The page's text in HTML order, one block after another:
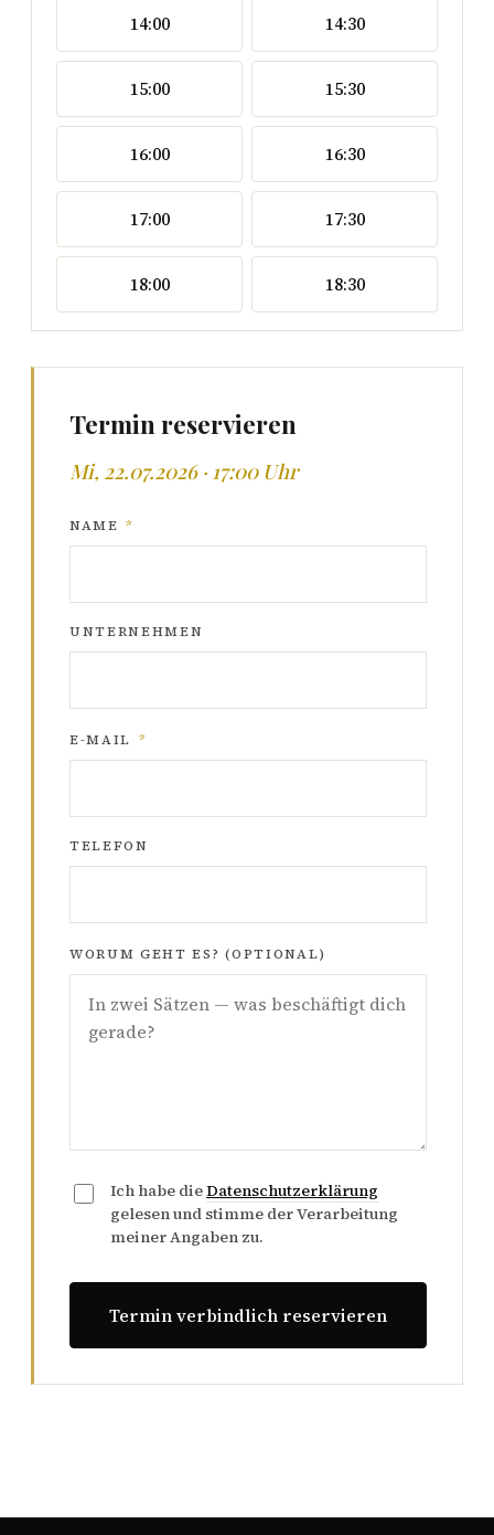
14:00 14:30
15:00 15:30
16:00 16:30
17:00 17:30
18:00 18:30
Termin reservieren
Mi, 22.07.2026 · 17:00 Uhr
NAME *
UNTERNEHMEN
E-MAIL *
TELEFON
WORUM GEHT ES? (OPTIONAL)
Ich habe dieDatenschutzerklärung
gelesen und stimme der Verarbeitung
meiner Angaben zu.
Termin verbindlich reservieren